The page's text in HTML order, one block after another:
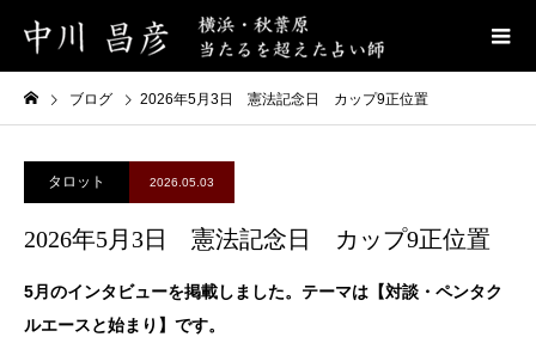
ブログ 2026年5月3日 憲法記念日 カップ9正位置
タロット 2026.05.03
2026年5月3日 憲法記念日 カップ9正位置
5月のインタビューを掲載しました。テーマは【対談・ペンタク
ルエースと始まり】です。